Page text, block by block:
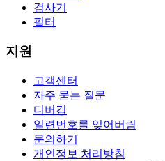
검사기
필터
지원
고객센터
자주 묻는 질문
디버깅
일련번호를 잊어버림
문의하기
개인정보 처리방침